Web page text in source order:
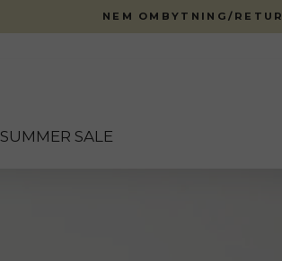
NEM OMBYTNING/RETUR
SUMMER SALE